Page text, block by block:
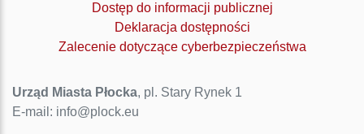
Dostęp do informacji publicznej
Deklaracja dostępności
Zalecenie dotyczące cyberbezpieczeństwa
Urząd Miasta Płocka, pl. Stary Rynek 1
E-mail: info@plock.eu